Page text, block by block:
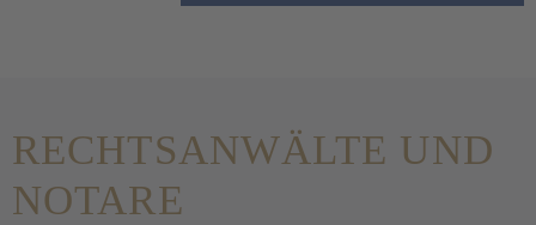
RECHTSANWÄLTE UND
NOTARE